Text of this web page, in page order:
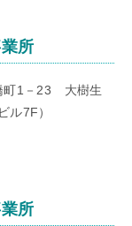
所
町1－23 大樹生
ル7F）
所